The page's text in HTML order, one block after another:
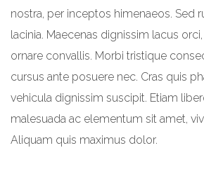
nostra, per inceptos himenaeos. Sed
lacinia. Maecenas dignissim lacus
ornare convallis. Morbi tristique
cursus ante posuere nec. Cras quis
vehicula dignissim suscipit. Etiam
malesuada ac elementum sit amet,
Aliquam quis maximus dolor.